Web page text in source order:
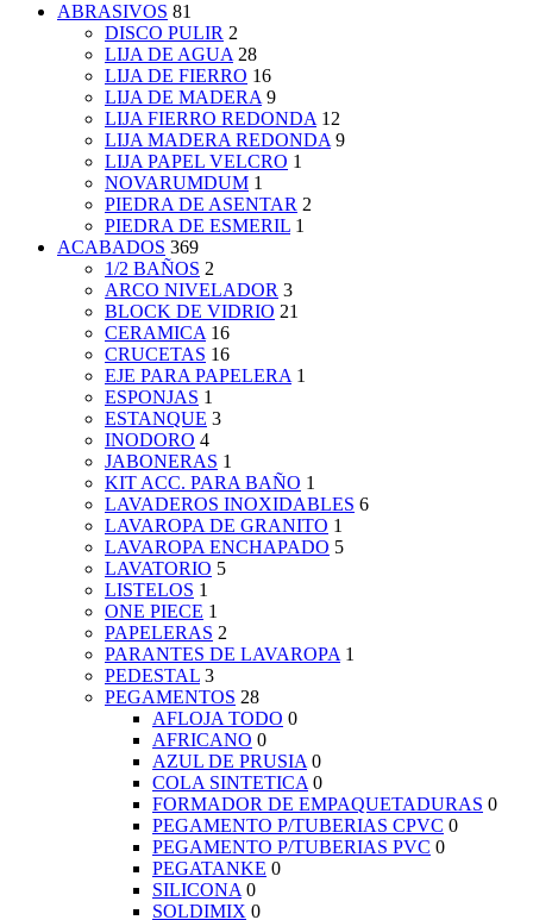
ABRASIVOS 81
DISCO PULIR 2
LIJA DE AGUA 28
LIJA DE FIERRO 16
LIJA DE MADERA 9
LIJA FIERRO REDONDA 12
LIJA MADERA REDONDA 9
LIJA PAPEL VELCRO 1
NOVARUMDUM 1
PIEDRA DE ASENTAR 2
PIEDRA DE ESMERIL 1
ACABADOS 369
1/2 BAÑOS 2
ARCO NIVELADOR 3
BLOCK DE VIDRIO 21
CERAMICA 16
CRUCETAS 16
EJE PARA PAPELERA 1
ESPONJAS 1
ESTANQUE 3
INODORO 4
JABONERAS 1
KIT ACC. PARA BAÑO 1
LAVADEROS INOXIDABLES 6
LAVAROPA DE GRANITO 1
LAVAROPA ENCHAPADO 5
LAVATORIO 5
LISTELOS 1
ONE PIECE 1
PAPELERAS 2
PARANTES DE LAVAROPA 1
PEDESTAL 3
PEGAMENTOS 28
AFLOJA TODO 0
AFRICANO 0
AZUL DE PRUSIA 0
COLA SINTETICA 0
FORMADOR DE EMPAQUETADURAS 0
PEGAMENTO P/TUBERIAS CPVC 0
PEGAMENTO P/TUBERIAS PVC 0
PEGATANKE 0
SILICONA 0
SOLDIMIX 0